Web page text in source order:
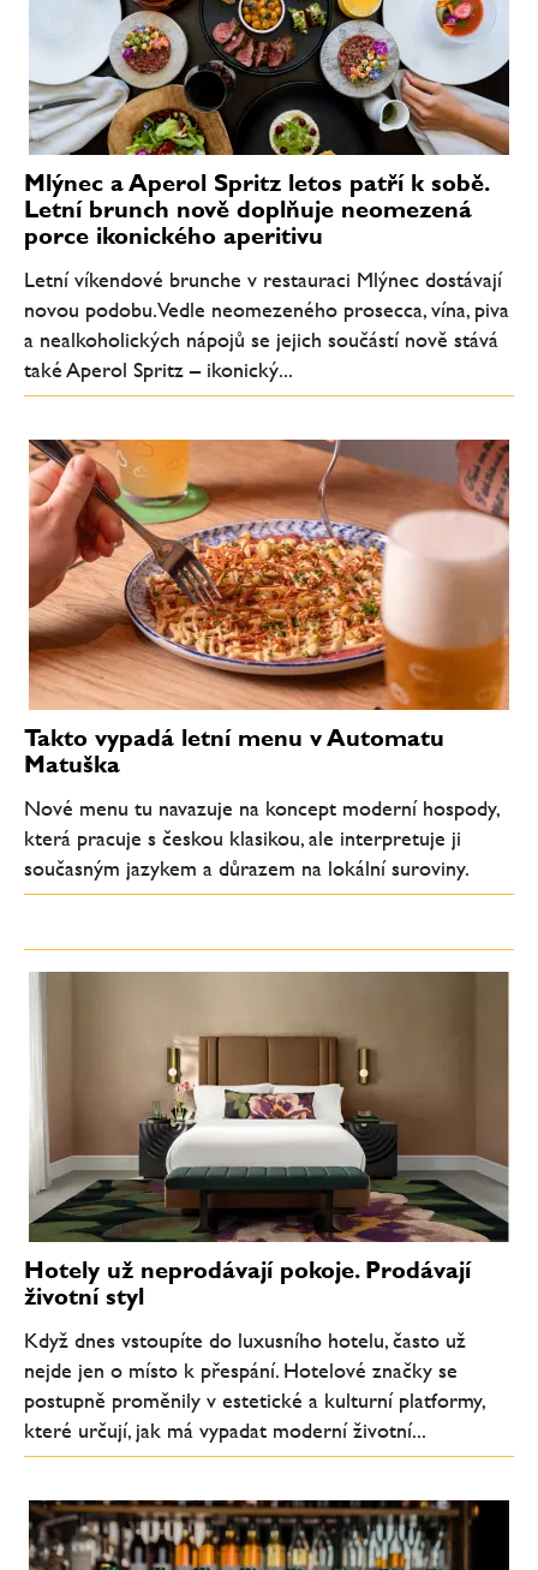
Mlýnec a Aperol Spritz letos patří k sobě.
Letní brunch nově doplňuje neomezená
porce ikonického aperitivu
Letní víkendové brunche v restauraci Mlýnec dostávají
novou podobu. Vedle neomezeného prosecca, vína, piva
a nealkoholických nápojů se jejich součástí nově stává
také Aperol Spritz – ikonický...
Takto vypadá letní menu v Automatu
Matuška
Nové menu tu navazuje na koncept moderní hospody,
která pracuje s českou klasikou, ale interpretuje ji
současným jazykem a důrazem na lokální suroviny.
Hotely už neprodávají pokoje. Prodávají
životní styl
Když dnes vstoupíte do luxusního hotelu, často už
nejde jen o místo k přespání. Hotelové značky se
postupně proměnily v estetické a kulturní platformy,
které určují, jak má vypadat moderní životní...